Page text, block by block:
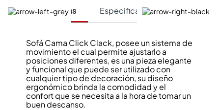
Características Especificaciones Técnicas
Sofá Cama Click Clack, posee un sistema de
movimiento el cual permite ajustarlo a
posiciones diferentes, es una pieza elegante
y funcional que puede ser utilizado con
cualquier tipo de decoración, su diseño
ergonómico brinda la comodidad y el
confort que se necesita a la hora de tomar un
buen descanso.